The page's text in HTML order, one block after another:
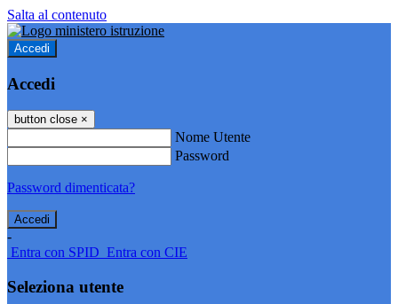
Salta al contenuto
Accedi
Accedi
button close ×
Nome Utente
Password
Password dimenticata?
-
Entra con SPID Entra con CIE
Seleziona utente